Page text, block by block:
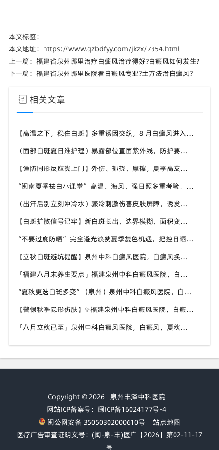
本文标签：
本文地址：https://www.qzbdfyy.com/jkzx/7354.html
上一篇： 福建省泉州哪里治疗白癜风治疗得好?白癜风如何发生?
下一篇： 福建省泉州哪里医院看白癜风专业?土方法治白癜风?
相关文章
【高温之下，稳住白斑】多重诱因交织，8 月白癜风进入波动期，福建泉州中科白癜风医院帮助患者做好全方面白斑防护
（面部白斑夏日难护理）暴露部位直面紫外线，防护要精细化，福建泉州中科白癜风医院分享面部白癜风夏日养护技巧
【谨防同形反应找上门】外伤、抓挠、摩擦，夏季高发白斑诱因，福建泉州中科白癜风医院教白癜风患者规避皮肤损伤
“闽南夏季祛白小课堂” 高温、海风、强日照多重考验，福建泉州中科白癜风医院面向本地白斑人群输出实用科普内容
（出汗后别立刻冲冷水）骤冷刺激伤害皮肤屏障，诱发白斑波动，福建泉州中科白癜风医院讲解白癜风患者洗澡注意事项
【白斑扩散信号记牢】新白斑长出、边界模糊、面积变大，盛夏出现尽快重视，福建泉州中科白癜风医院提供专业诊疗参考
“不要过度防晒” 完全避光浪费夏季复色机遇，把控日晒时长，福建泉州中科白癜风医院科普白癜风日晒科学尺度
【立秋白斑避坑提醒】泉州中科白癜风医院，白癜风换季养护，避开误区少走弯路
「福建八月末养生要点」福建泉州中科白癜风医院，白癜风，合理运动助力身体状态
“夏秋更迭白斑多变”（泉州）泉州中科白癜风医院，白癜风，早留意皮肤异常变化
【警惕秋季隐形伤肤】✨福建泉州中科白癜风医院，白癜风，秋风也会给皮肤带来刺激
「八月立秋已至」泉州中科白癜风医院，白癜风，夏秋交替做好养护，助力白斑维稳
Copyright © 2026 泉州丰泽中科医院
网站ICP备案号：闽ICP备16024177号-4
闽公网安备 35050302000610号
站点地图
医疗广告审查证明文号：(闽-泉-丰)医广【2026】第02-11-17
号